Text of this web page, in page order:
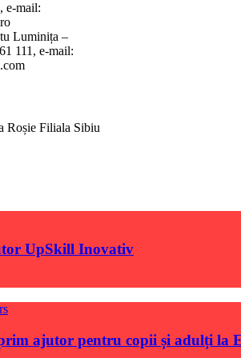
e-mail:
Luminița –
111, e-mail:
Roșie Filiala Sibiu
UpSkill Inovativ
ajutor pentru copii și adulți la